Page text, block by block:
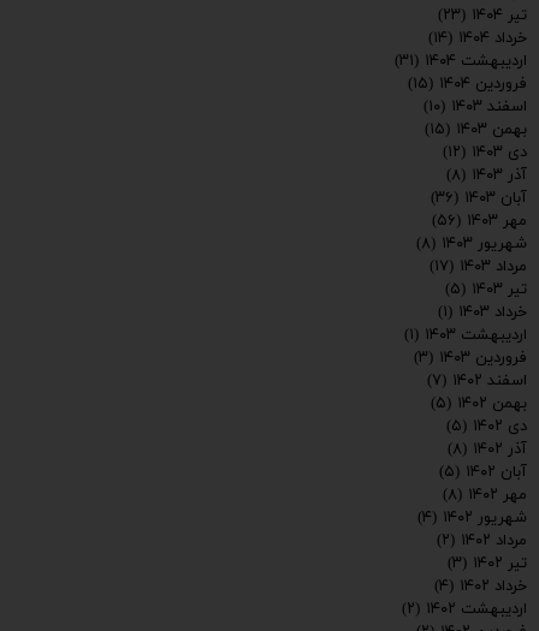
ارسال
تیر ۱۴۰۴
(۲۳)
خرداد ۱۴۰۴
(۱۴)
اردیبهشت ۱۴۰۴
(۳۱)
فروردین ۱۴۰۴
(۱۵)
اسفند ۱۴۰۳
(۱۰)
بهمن ۱۴۰۳
(۱۵)
دی ۱۴۰۳
(۱۲)
آذر ۱۴۰۳
(۸)
آبان ۱۴۰۳
(۳۶)
مهر ۱۴۰۳
(۵۶)
شهریور ۱۴۰۳
(۸)
مرداد ۱۴۰۳
(۱۷)
تیر ۱۴۰۳
(۵)
خرداد ۱۴۰۳
(۱)
اردیبهشت ۱۴۰۳
(۱)
فروردین ۱۴۰۳
(۳)
اسفند ۱۴۰۲
(۷)
بهمن ۱۴۰۲
(۵)
دی ۱۴۰۲
(۵)
آذر ۱۴۰۲
(۸)
آبان ۱۴۰۲
(۵)
مهر ۱۴۰۲
(۸)
شهریور ۱۴۰۲
(۴)
مرداد ۱۴۰۲
(۲)
تیر ۱۴۰۲
(۳)
خرداد ۱۴۰۲
(۴)
اردیبهشت ۱۴۰۲
(۲)